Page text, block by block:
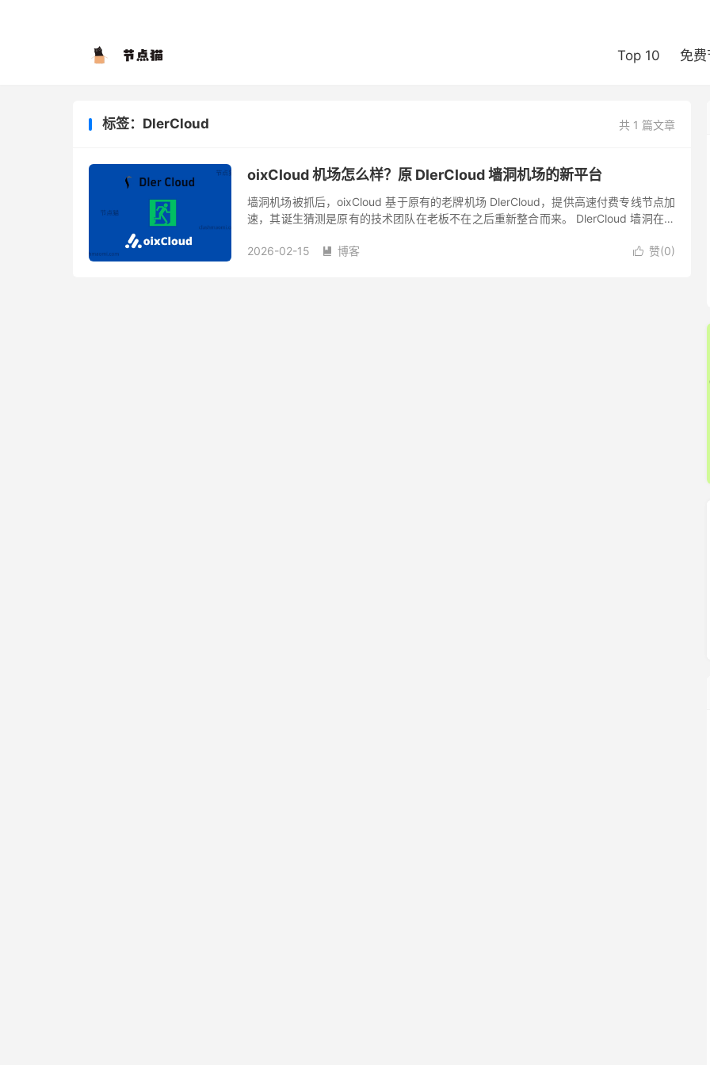
Top 10 免
共 1 篇文章
标签：DlerCloud
oixCloud 机场怎么样？原 DlerCloud 墙洞机场的新平台
墙洞机场被抓后，oixCloud 基于原有的老牌机场 DlerCloud，提供高速付费专线节点加
速，其诞生猜测是原有的技术团队在老板不在之后重新整合而来。 DlerCloud 墙洞在服
 赞(0)
2026-02-15  博客